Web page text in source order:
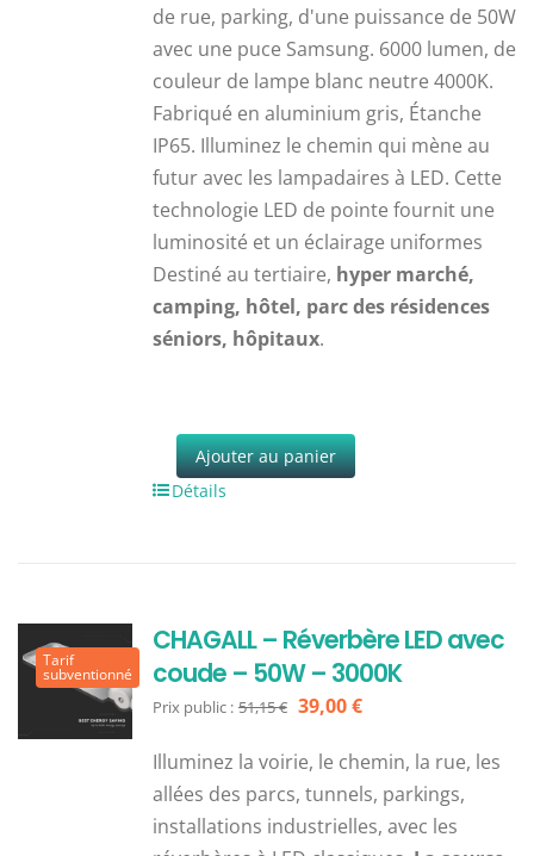
de rue, parking, d'une puissance de 50W
avec une puce Samsung. 6000 lumen, de
couleur de lampe blanc neutre 4000K.
Fabriqué en aluminium gris, Étanche
IP65. Illuminez le chemin qui mène au
futur avec les lampadaires à LED. Cette
technologie LED de pointe fournit une
luminosité et un éclairage uniformes
Destiné au tertiaire, hyper marché,
camping, hôtel, parc des résidences
séniors, hôpitaux.
Ajouter au panier
Détails
Tarif
subventionné
CHAGALL – Réverbère LED avec
coude – 50W – 3000K
Prix public : 51,15€ Le
initial
était :
51,15 €.
39,00€Le
actuel
est :
39,00 €.
Illuminez la voirie, le chemin, la rue, les
allées des parcs, tunnels, parkings,
installations industrielles, avec les